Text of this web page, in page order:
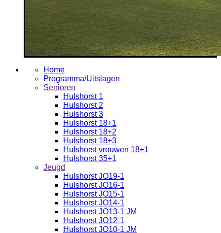
Home
Programma/Uitslagen
Senioren
Hulshorst 1
Hulshorst 2
Hulshorst 3
Hulshorst 18+1
Hulshorst 18+2
Hulshorst 18+3
Hulshorst vrouwen 18+1
Hulshorst 35+1
Jeugd
Hulshorst JO19-1
Hulshorst JO16-1
Hulshorst JO15-1
Hulshorst JO14-1
Hulshorst JO13-1 JM
Hulshorst JO12-1
Hulshorst JO10-1 JM